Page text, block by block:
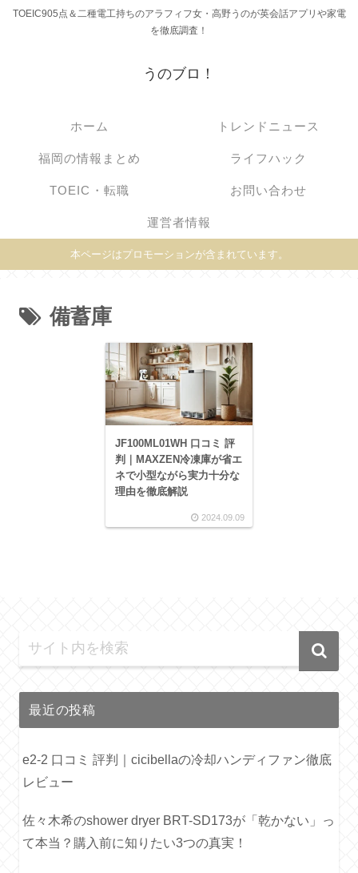
TOEIC905点＆二種電工持ちのアラフィフ女・高野うのが英会話アプリや家電
を徹底調査！
うのブロ！
ホーム トレンドニュース
福岡の情報まとめ ライフハック
TOEIC・転職 お問い合わせ
運営者情報
本ページはプロモーションが含まれています。
備蓄庫
JF100ML01WH 口コミ 評
判｜MAXZEN冷凍庫が省エ
ネで小型ながら実力十分な
理由を徹底解説
2024.09.09
最近の投稿
e2-2 口コミ 評判｜cicibellaの冷却ハンディファン徹底
レビュー
佐々木希のshower dryer BRT-SD173が「乾かない」っ
て本当？購入前に知りたい3つの真実！